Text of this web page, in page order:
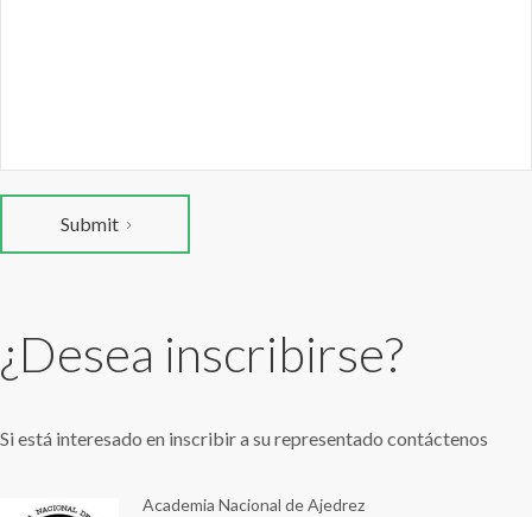
Submit
¿Desea inscribirse?
Si está interesado en inscribir a su representado contáctenos
Academia Nacional de Ajedrez